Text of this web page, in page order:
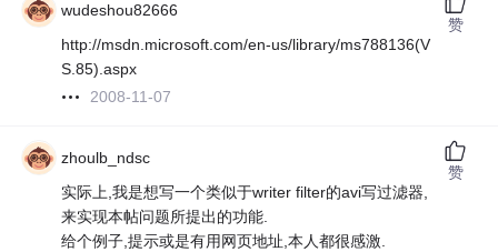
wudeshou82666
http://msdn.microsoft.com/en-us/library/ms788136(V
S.85).aspx
2008-11-07
赞
zhoulb_ndsc
实际上,我是想写一个类似于writer filter的avi写过滤器,
来实现本帖问题所提出的功能.
给个例子,提示或是有用网页地址,本人都很感激.
赞